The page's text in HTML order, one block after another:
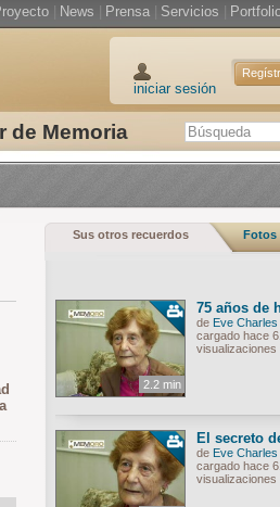
de Memoria
News Prensa Servicios
iniciar sesión
Sus otros recuerdos Fotos
2.2 min
75 años de
de Eve Charles
cargado hace
visualizaciones
El secreto
de Eve Charles
cargado hace
visualizaciones